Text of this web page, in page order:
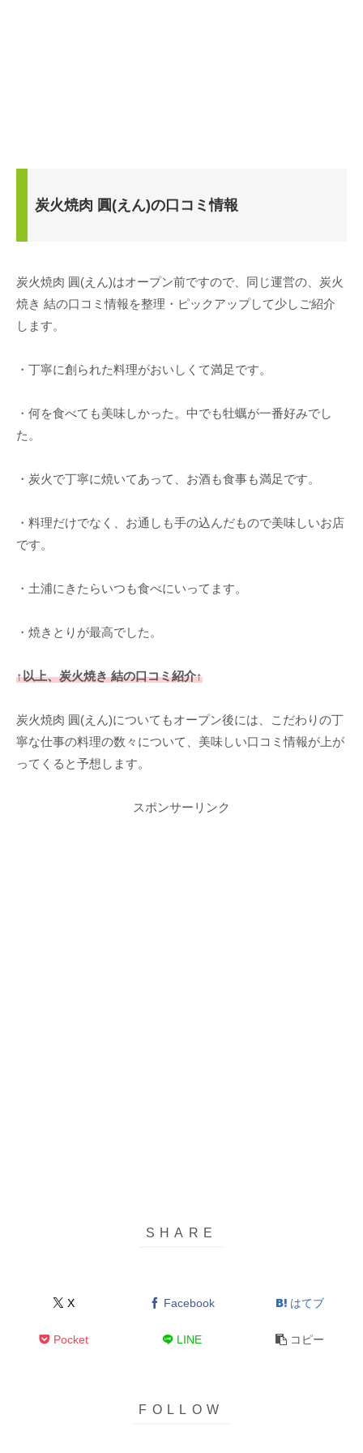
炭火焼肉 圓(えん)の口コミ情報
炭火焼肉 圓(えん)はオープン前ですので、同じ運営の、炭火
焼き 結の口コミ情報を整理・ピックアップして少しご紹介
します。
・丁寧に創られた料理がおいしくて満足です。
・何を食べても美味しかった。中でも牡蠣が一番好みでし
た。
・炭火で丁寧に焼いてあって、お酒も食事も満足です。
・料理だけでなく、お通しも手の込んだもので美味しいお店
です。
・土浦にきたらいつも食べにいってます。
・焼きとりが最高でした。
↑以上、炭火焼き 結の口コミ紹介↑
炭火焼肉 圓(えん)についてもオープン後には、こだわりの丁
寧な仕事の料理の数々について、美味しい口コミ情報が上が
ってくると予想します。
スポンサーリンク
X Facebook はてブ
Pocket LINE コピー